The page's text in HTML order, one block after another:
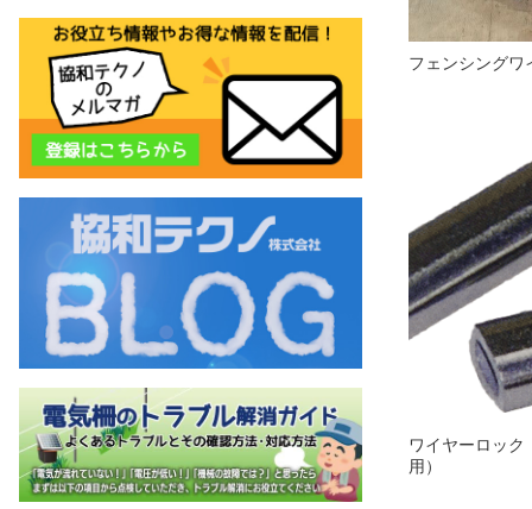
フェンシングワ
ワイヤーロック
用）